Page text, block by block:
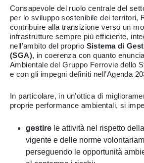
Consapevole del ruolo centrale del
per lo sviluppo sostenibile dei territori,
contribuire alla transizione verso un
infrastrutture sempre più efficiente,
nell’ambito del proprio Sistema di
(SGA), in coerenza con quanto
Ambientale del Gruppo Ferrovie dello
e con gli impegni definiti nell’Agenda
In particolare, in un'ottica di
proprie performance ambientali, si
gestire le attività nel rispetto
vigente e delle norme
perseguendo le opportunità